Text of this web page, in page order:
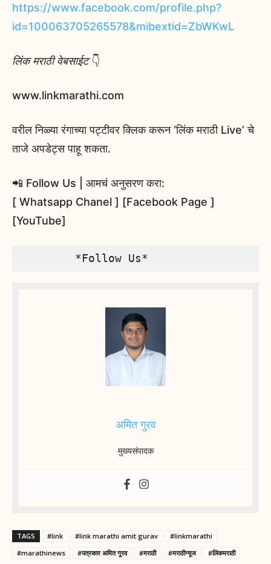
https://www.facebook.com/profile.php?
id=100063705265578&mibextid=ZbWKwL
लिंक मराठी वेबसाईट👇
www.linkmarathi.com
वरील निळ्या रंगाच्या पट्टीवर क्लिक करून ‘लिंक मराठी Live’ चे
ताजे अपडेट्स पाहू शकता.
📲 Follow Us | आमचं अनुसरण करा:
[ Whatsapp Chanel ] [Facebook Page ]
[YouTube]
        *Follow Us*
अमित गुरव
मुख्यसंपादक
TAGS #link #link marathi amit gurav
#linkmarathi
#marathinews
#पत्रकार अमित गुरव #मराठी #मराठीन्यूज
#लिंकमराठी